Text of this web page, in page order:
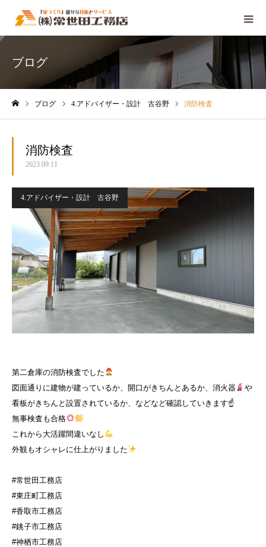
ブログ
ブログ 4.アドバイザー・設計 古谷野 消防検査
消防検査
2023.09.11
4.アドバイザー・設計 古谷野
第二倉庫の消防検査でした
図面通りに建物が建っているか、開口がきちんとあるか、消火器
や
看板がきちんと設置されているか、などなど確認していきます☝
無事検査も合格
これから大活躍間違いなし
外観もオシャレに仕上がりました
#常世田工務店
#東庄町工務店
#香取市工務店
#銚子市工務店
#神栖市工務店